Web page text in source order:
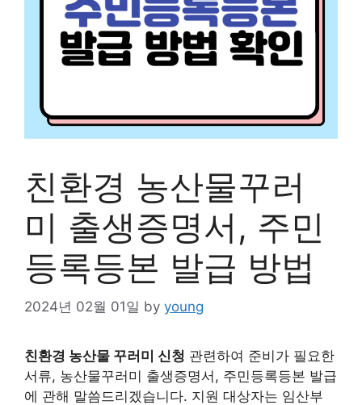
친환경 농산물꾸러
미 출생증명서, 주민
등록등본 발급 방법
2024년 02월 01일 by young
친환경 농산물 꾸러미 신청 관련하여 준비가 필요한
서류, 농산물꾸러미 출생증명서, 주민등록등본 발급
에 관해 말씀드리겠습니다. 지원 대상자는 임산부